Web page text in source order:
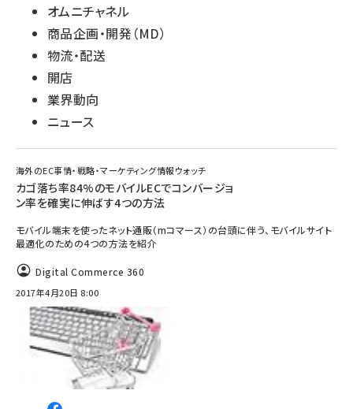
オムニチャネル
商品企画・開発（MD）
物流・配送
開店
業界動向
ニュース
海外のEC事情・戦略・マーケティング情報ウォッチ
カゴ落ち率84%のモバイルECでコンバージョ
ン率を確実に伸ばす4つの方法
モバイル端末を使ったネット通販（mコマース）の台頭に伴う、モバイルサイト
最適化のための4つの方法を紹介
Digital Commerce 360
2017年4月20日 8:00